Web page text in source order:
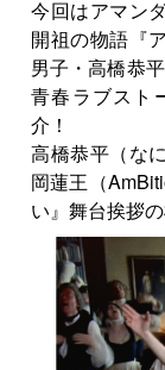
今回はアマン
開祖の物語『
男子・高橋恭
青春ラブスト
介！
高橋恭平（な
岡蓮王（
い』舞台挨拶